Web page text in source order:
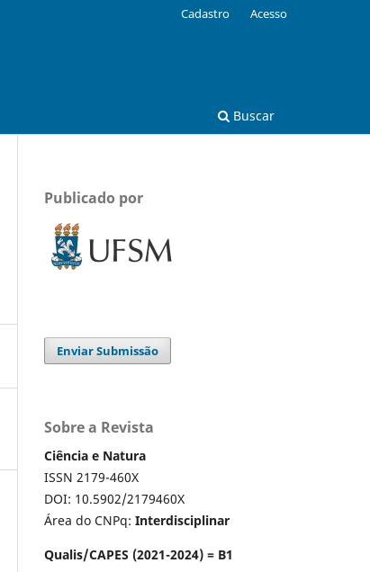
Buscar
Cadastro Acesso
Publicado por
Enviar Submissão
Sobre a Revista
Ciência e Natura
ISSN 2179-460X
DOI: 10.5902/2179460X
Área do CNPq: Interdisciplinar
Qualis/CAPES (2021-2024) = B1